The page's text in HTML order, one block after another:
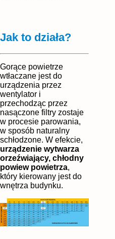
Jak to działa?
Gorące powietrze
wtłaczane jest do
urządzenia przez
wentylator i
przechodząc przez
nasączone filtry zostaje
w procesie parowania,
w sposób naturalny
schłodzone. W efekcie,
urządzenie wytwarza
orzeźwiający, chłodny
powiew powietrza,
który kierowany jest do
wnętrza budynku.